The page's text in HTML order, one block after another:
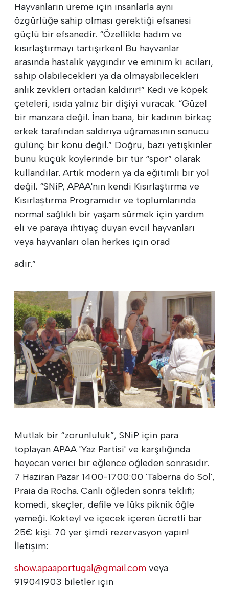
Hayvanların üreme için insanlarla aynı
özgürlüğe sahip olması gerektiği efsanesi
güçlü bir efsanedir. “Özellikle hadım ve
kısırlaştırmayı tartışırken! Bu hayvanlar
arasında hastalık yaygındır ve eminim ki acıları,
sahip olabilecekleri ya da olmayabilecekleri
anlık zevkleri ortadan kaldırır!” Kedi ve köpek
çeteleri, ısıda yalnız bir dişiyi vuracak. “Güzel
bir manzara değil. İnan bana, bir kadının birkaç
erkek tarafından saldırıya uğramasının sonucu
gülünç bir konu değil.” Doğru, bazı yetişkinler
bunu küçük köylerinde bir tür “spor” olarak
kullandılar. Artık modern ya da eğitimli bir yol
değil. “SNiP, APAA'nın kendi Kısırlaştırma ve
Kısırlaştırma Programıdır ve toplumlarında
normal sağlıklı bir yaşam sürmek için yardım
eli ve paraya ihtiyaç duyan evcil hayvanları
veya hayvanları olan herkes için orad
adır.”
Mutlak bir “zorunluluk”, SNiP için para
toplayan APAA 'Yaz Partisi' ve karşılığında
heyecan verici bir eğlence öğleden sonrasıdır.
7 Haziran Pazar 1400-1700:00 'Taberna do Sol',
Praia da Rocha. Canlı öğleden sonra teklifi;
komedi, skeçler, defile ve lüks piknik öğle
yemeği. Kokteyl ve içecek içeren ücretli bar
25€ kişi. 70 yer şimdi rezervasyon yapın!
İletişim:
show.apaaportugal@gmail.com veya
919041903 biletler için